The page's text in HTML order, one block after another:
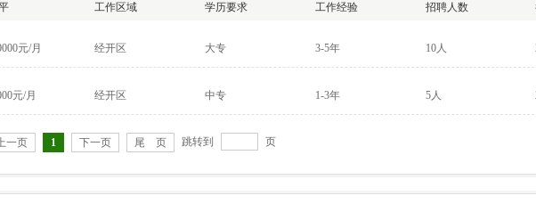
工作区域 学历要求 工作经验 招聘人数
元/月 经开区 大专 3-5年 10人
元/月 经开区 中专 1-3年 5人
一页 1 下一页 尾 页 跳转到 页